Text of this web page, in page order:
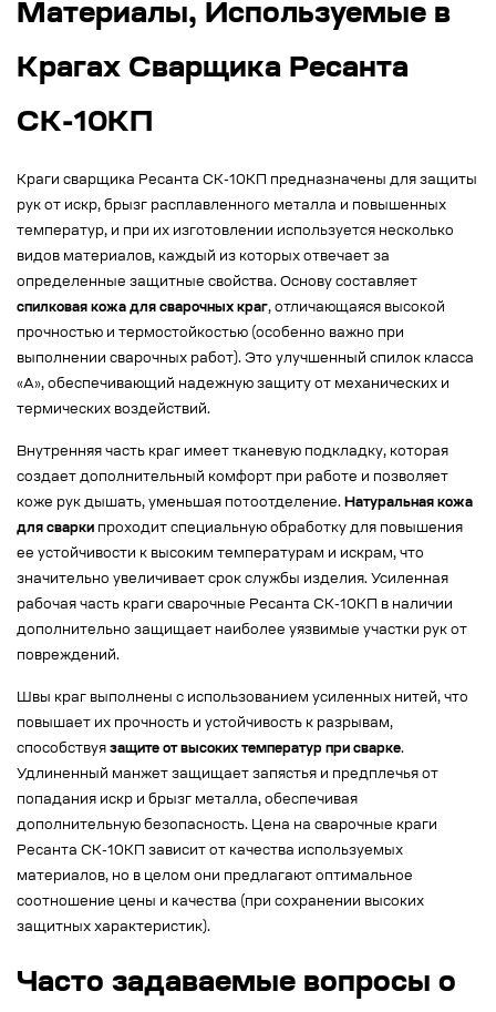
Материалы, Используемые в
Крагах Сварщика Ресанта
СК-10КП
Краги сварщика Ресанта СК-10КП предназначены для защиты
рук от искр, брызг расплавленного металла и повышенных
температур, и при их изготовлении используется несколько
видов материалов, каждый из которых отвечает за
определенные защитные свойства. Основу составляет
спилковая кожа для сварочных краг, отличающаяся высокой
прочностью и термостойкостью (особенно важно при
выполнении сварочных работ). Это улучшенный спилок класса
«А», обеспечивающий надежную защиту от механических и
термических воздействий.
Внутренняя часть краг имеет тканевую подкладку, которая
создает дополнительный комфорт при работе и позволяет
коже рук дышать, уменьшая потоотделение. Натуральная кожа
для сварки проходит специальную обработку для повышения
ее устойчивости к высоким температурам и искрам, что
значительно увеличивает срок службы изделия. Усиленная
рабочая часть краги сварочные Ресанта СК-10КП в наличии
дополнительно защищает наиболее уязвимые участки рук от
повреждений.
Швы краг выполнены с использованием усиленных нитей, что
повышает их прочность и устойчивость к разрывам,
способствуя защите от высоких температур при сварке.
Удлиненный манжет защищает запястья и предплечья от
попадания искр и брызг металла, обеспечивая
дополнительную безопасность. Цена на сварочные краги
Ресанта СК-10КП зависит от качества используемых
материалов, но в целом они предлагают оптимальное
соотношение цены и качества (при сохранении высоких
защитных характеристик).
Часто задаваемые вопросы о